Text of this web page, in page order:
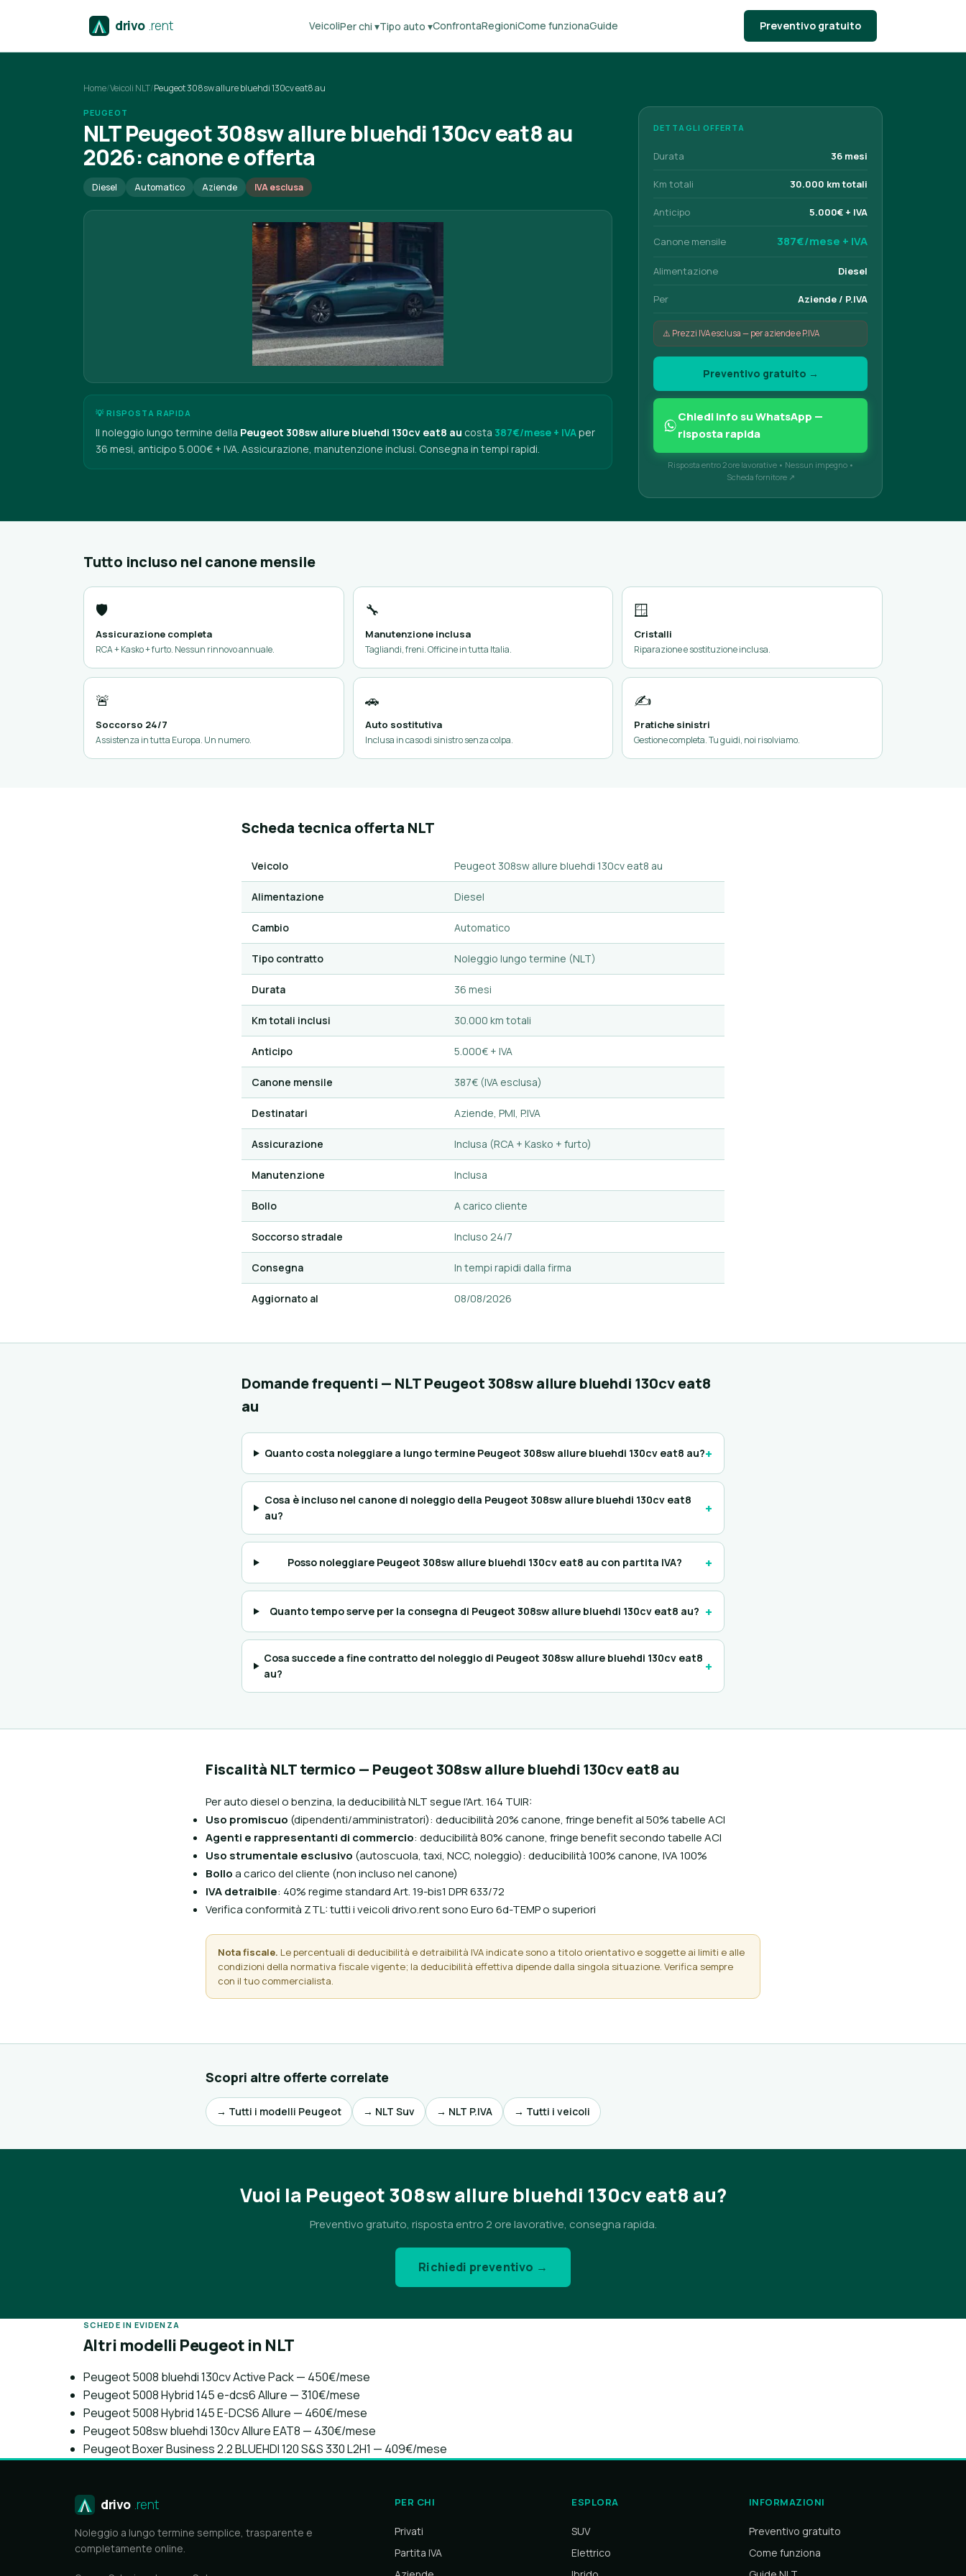
drivo .rent VeicoliPer chi ▾Tipo auto ▾ConfrontaRegioniCome funzionaGuide Preventivo gratuito
Home/Veicoli NLT/Peugeot 308sw allure bluehdi 130cv eat8 au
PEUGEOT
NLT Peugeot 308sw allure bluehdi 130cv eat8 au
2026: canone e offerta
Diesel Automatico Aziende IVA esclusa
💡 RISPOSTA RAPIDA
Il noleggio lungo termine della Peugeot 308sw allure bluehdi 130cv eat8 au costa 387€/mese + IVAper
36 mesi, anticipo 5.000€ + IVA. Assicurazione, manutenzione inclusi. Consegna in tempi rapidi.
DETTAGLI OFFERTA
Durata 36 mesi
Km totali 30.000 km totali
Anticipo 5.000€ + IVA
Canone mensile 387€/mese + IVA
Alimentazione Diesel
Per Aziende / P.IVA
⚠️ Prezzi IVA esclusa — per aziende e P.IVA
Preventivo gratuito →
Chiedi info su WhatsApp —
risposta rapida
Risposta entro 2 ore lavorative • Nessun impegno •
Scheda fornitore ↗
Tutto incluso nel canone mensile
🛡️
Assicurazione completa
RCA + Kasko + furto. Nessun rinnovo annuale.
🔧
Manutenzione inclusa
Tagliandi, freni. Officine in tutta Italia.
🪟
Cristalli
Riparazione e sostituzione inclusa.
🚨
Soccorso 24/7
Assistenza in tutta Europa. Un numero.
🚗
Auto sostitutiva
Inclusa in caso di sinistro senza colpa.
✍️
Pratiche sinistri
Gestione completa. Tu guidi, noi risolviamo.
Scheda tecnica offerta NLT
Veicolo Peugeot 308sw allure bluehdi 130cv eat8 au
Alimentazione Diesel
Cambio Automatico
Tipo contratto Noleggio lungo termine (NLT)
Durata 36 mesi
Km totali inclusi 30.000 km totali
Anticipo 5.000€ + IVA
Canone mensile 387€ (IVA esclusa)
Destinatari Aziende, PMI, P.IVA
Assicurazione Inclusa (RCA + Kasko + furto)
Manutenzione Inclusa
Bollo A carico cliente
Soccorso stradale Incluso 24/7
Consegna In tempi rapidi dalla firma
Aggiornato al 08/08/2026
Domande frequenti — NLT Peugeot 308sw allure bluehdi 130cv eat8
au
Quanto costa noleggiare a lungo termine Peugeot 308sw allure bluehdi 130cv eat8 au?+
Cosa è incluso nel canone di noleggio della Peugeot 308sw allure bluehdi 130cv eat8
au?
+
Posso noleggiare Peugeot 308sw allure bluehdi 130cv eat8 au con partita IVA? +
Quanto tempo serve per la consegna di Peugeot 308sw allure bluehdi 130cv eat8 au? +
Cosa succede a fine contratto del noleggio di Peugeot 308sw allure bluehdi 130cv eat8
au?
+
Fiscalità NLT termico — Peugeot 308sw allure bluehdi 130cv eat8 au
Per auto diesel o benzina, la deducibilità NLT segue l'Art. 164 TUIR:
Uso promiscuo (dipendenti/amministratori): deducibilità 20% canone, fringe benefit al 50% tabelle ACI
Agenti e rappresentanti di commercio: deducibilità 80% canone, fringe benefit secondo tabelle ACI
Uso strumentale esclusivo (autoscuola, taxi, NCC, noleggio): deducibilità 100% canone, IVA 100%
Bolloa carico del cliente (non incluso nel canone)
IVA detraibile: 40% regime standard Art. 19-bis1 DPR 633/72
Verifica conformità ZTL: tutti i veicoli drivo.rent sono Euro 6d-TEMP o superiori
Nota fiscale. Le percentuali di deducibilità e detraibilità IVA indicate sono a titolo orientativo e soggette ai limiti e alle
condizioni della normativa fiscale vigente; la deducibilità effettiva dipende dalla singola situazione. Verifica sempre
con il tuo commercialista.
Scopri altre offerte correlate
→ Tutti i modelli Peugeot → NLT Suv → NLT P.IVA → Tutti i veicoli
Vuoi la Peugeot 308sw allure bluehdi 130cv eat8 au?
Preventivo gratuito, risposta entro 2 ore lavorative, consegna rapida.
Richiedi preventivo →
SCHEDE IN EVIDENZA
Altri modelli Peugeot in NLT
Peugeot 5008 bluehdi 130cv Active Pack — 450€/mese
Peugeot 5008 Hybrid 145 e-dcs6 Allure — 310€/mese
Peugeot 5008 Hybrid 145 E-DCS6 Allure — 460€/mese
Peugeot 508sw bluehdi 130cv Allure EAT8 — 430€/mese
Peugeot Boxer Business 2.2 BLUEHDI 120 S&S 330 L2H1 — 409€/mese
drivo .rent
Noleggio a lungo termine semplice, trasparente e
completamente online.
PER CHI
Privati
Partita IVA
ESPLORA
SUV
Elettrico
INFORMAZIONI
Preventivo gratuito
Come funziona